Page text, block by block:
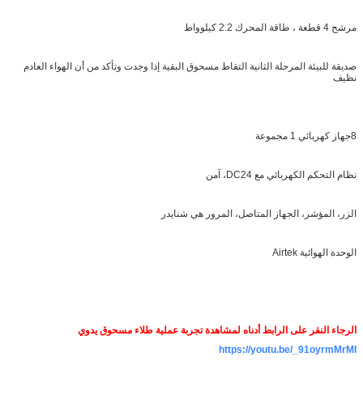
مرشح 4 قطعة ، طاقة المحرك 2.2 كيلوواط
صديقة للبيئة المرحلة الثانية التقاط مسحوق البقية إذا وجدت وتأكد من أن الهواء العادم
نظيف
8جهاز كهربائي 1 مجموعة
نظام التحكم الكهربائي مع DC24، آمن
الزر، المؤشر، الجهاز المتاصل، المرور هي شنايدر
الوحدة الهوائية Airtek
الرجاء النقر على الرابط أدناه لمشاهدة تجربة عملية طلاء مسحوق يدوي
https://youtu.be/_91oyrmMrMI